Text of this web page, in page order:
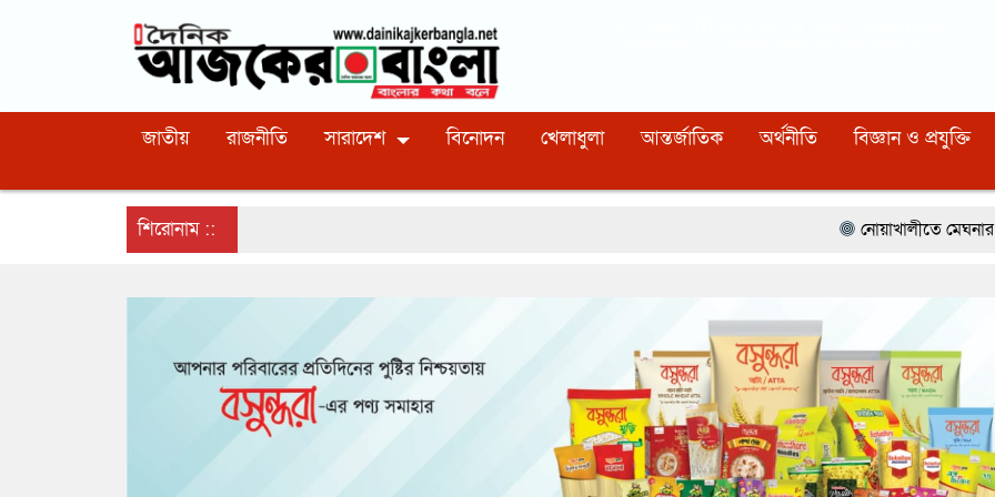
জাতীয় রাজনীতি সারাদেশ বিনোদন খেলাধুলা আন্তর্জাতিক অর্থনীতি বিজ্ঞান ও প্রযুক্তি
শিরোনাম :: নোয়াখালীতে মেঘনার ভাঙনরোধে